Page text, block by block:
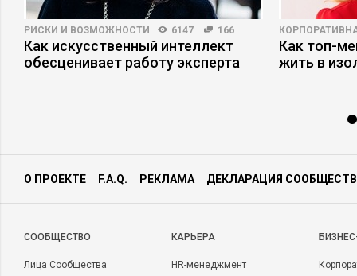
РИСКИ И ВОЗМОЖНОСТИ 6147 166
Как искусственный интеллект
обесценивает работу эксперта
Как топ-
жить в
О ПРОЕКТЕ F.A.Q. РЕКЛАМА ДЕКЛАРАЦИЯ
CООБЩЕСТВО
Лица Сообщества
КАРЬЕРА
HR-менеджмент